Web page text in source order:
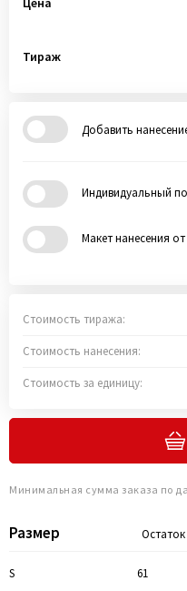
Размер Остаток
S 61
Тираж
Добавить
Индивидуальный
Макет нанесения
Стоимость тиража:
Стоимость нанесения:
Стоимость за единицу:
Минимальная сумма заказа по